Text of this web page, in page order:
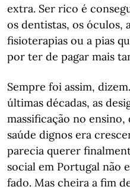
extra. Ser rico é
os dentistas, os óculos,
fisioterapias ou a pias
por ter de pagar mais
Sempre foi assim,
últimas décadas, as
massificação no ensino,
saúde dignos era
parecia querer
social em Portugal não
fado. Mas cheira a fim